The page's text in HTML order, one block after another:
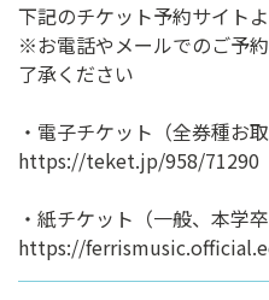
下記のチケット予約サイト
※お電話やメールでのご予
了承ください
・電子チケット（全券種お取
https://teket.jp/958/71290
・紙チケット（一般、本学卒
https://